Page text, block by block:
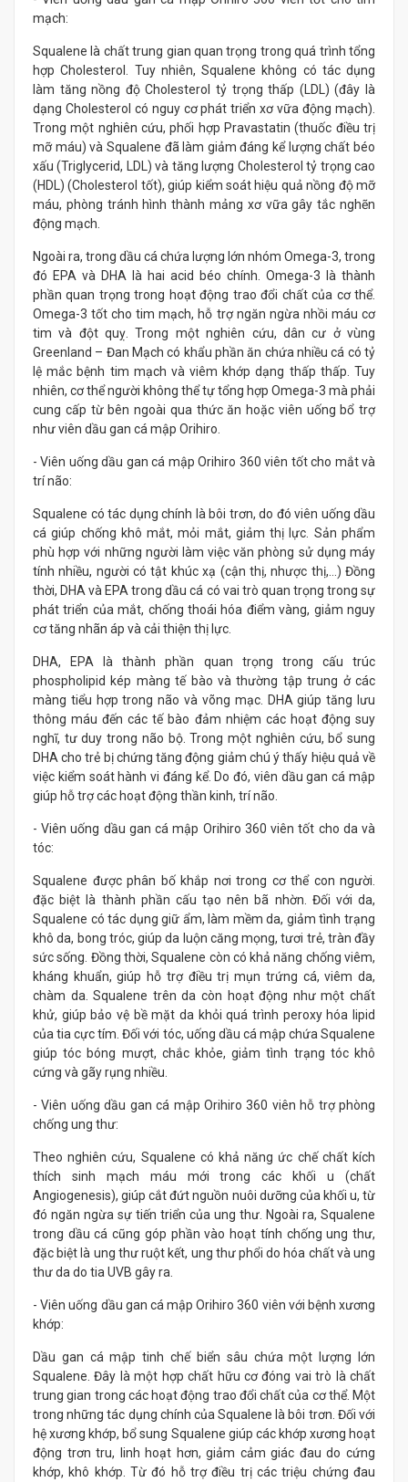
mạch:
Squalene là chất trung gian quan trọng trong quá trình tổng
hợp Cholesterol. Tuy nhiên, Squalene không có tác dụng
làm tăng nồng độ Cholesterol tỷ trọng thấp (LDL) (đây là
dạng Cholesterol có nguy cơ phát triển xơ vữa động mạch).
Trong một nghiên cứu, phối hợp Pravastatin (thuốc điều trị
mỡ máu) và Squalene đã làm giảm đáng kể lượng chất béo
xấu (Triglycerid, LDL) và tăng lượng Cholesterol tỷ trọng cao
(HDL) (Cholesterol tốt), giúp kiểm soát hiệu quả nồng độ mỡ
máu, phòng tránh hình thành mảng xơ vữa gây tắc nghẽn
động mạch.
Ngoài ra, trong dầu cá chứa lượng lớn nhóm Omega-3, trong
đó EPA và DHA là hai acid béo chính. Omega-3 là thành
phần quan trọng trong hoạt động trao đổi chất của cơ thể.
Omega-3 tốt cho tim mạch, hỗ trợ ngăn ngừa nhồi máu cơ
tim và đột quỵ. Trong một nghiên cứu, dân cư ở vùng
Greenland – Đan Mạch có khẩu phần ăn chứa nhiều cá có tỷ
lệ mắc bệnh tim mạch và viêm khớp dạng thấp thấp. Tuy
nhiên, cơ thể người không thể tự tổng hợp Omega-3 mà phải
cung cấp từ bên ngoài qua thức ăn hoặc viên uống bổ trợ
như viên dầu gan cá mập Orihiro.
- Viên uống dầu gan cá mập Orihiro 360 viên tốt cho mắt và
trí não:
Squalene có tác dụng chính là bôi trơn, do đó viên uống dầu
cá giúp chống khô mắt, mỏi mắt, giảm thị lực. Sản phẩm
phù hợp với những người làm việc văn phòng sử dụng máy
tính nhiều, người có tật khúc xạ (cận thị, nhược thị,…) Đồng
thời, DHA và EPA trong dầu cá có vai trò quan trọng trong sự
phát triển của mắt, chống thoái hóa điểm vàng, giảm nguy
cơ tăng nhãn áp và cải thiện thị lực.
DHA, EPA là thành phần quan trọng trong cấu trúc
phospholipid kép màng tế bào và thường tập trung ở các
màng tiểu hợp trong não và võng mạc. DHA giúp tăng lưu
thông máu đến các tế bào đảm nhiệm các hoạt động suy
nghĩ, tư duy trong não bộ. Trong một nghiên cứu, bổ sung
DHA cho trẻ bị chứng tăng động giảm chú ý thấy hiệu quả về
việc kiểm soát hành vi đáng kể. Do đó, viên dầu gan cá mập
giúp hỗ trợ các hoạt động thần kinh, trí não.
- Viên uống dầu gan cá mập Orihiro 360 viên tốt cho da và
tóc:
Squalene được phân bố khắp nơi trong cơ thể con người.
đặc biệt là thành phần cấu tạo nên bã nhờn. Đối với da,
Squalene có tác dụng giữ ẩm, làm mềm da, giảm tình trạng
khô da, bong tróc, giúp da luộn căng mọng, tươi trẻ, tràn đầy
sức sống. Đồng thời, Squalene còn có khả năng chống viêm,
kháng khuẩn, giúp hỗ trợ điều trị mụn trứng cá, viêm da,
chàm da. Squalene trên da còn hoạt động như một chất
khử, giúp bảo vệ bề mặt da khỏi quá trình peroxy hóa lipid
của tia cực tím. Đối với tóc, uống dầu cá mập chứa Squalene
giúp tóc bóng mượt, chắc khỏe, giảm tình trạng tóc khô
cứng và gãy rụng nhiều.
- Viên uống dầu gan cá mập Orihiro 360 viên hỗ trợ phòng
chống ung thư:
Theo nghiên cứu, Squalene có khả năng ức chế chất kích
thích sinh mạch máu mới trong các khối u (chất
Angiogenesis), giúp cắt đứt nguồn nuôi dưỡng của khối u, từ
đó ngăn ngừa sự tiến triển của ung thư. Ngoài ra, Squalene
trong dầu cá cũng góp phần vào hoạt tính chống ung thư,
đặc biệt là ung thư ruột kết, ung thư phổi do hóa chất và ung
thư da do tia UVB gây ra.
- Viên uống dầu gan cá mập Orihiro 360 viên với bệnh xương
khớp:
Dầu gan cá mập tinh chế biển sâu chứa một lượng lớn
Squalene. Đây là một hợp chất hữu cơ đóng vai trò là chất
trung gian trong các hoạt động trao đổi chất của cơ thể. Một
trong những tác dụng chính của Squalene là bôi trơn. Đối với
hệ xương khớp, bổ sung Squalene giúp các khớp xương hoạt
động trơn tru, linh hoạt hơn, giảm cảm giác đau do cứng
khớp, khô khớp. Từ đó hỗ trợ điều trị các triệu chứng đau